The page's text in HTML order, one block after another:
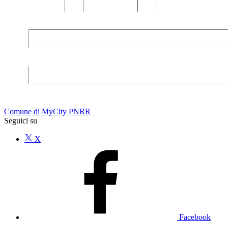
Comune di MyCity PNRR
Seguici su
X
Facebook